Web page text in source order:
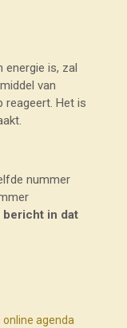
energie is, zal
van
reageert. Het is
nummer
in dat
online agenda